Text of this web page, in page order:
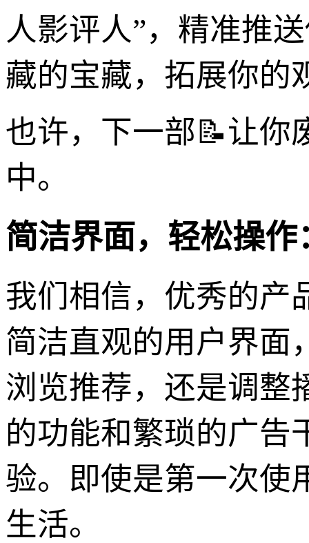
人影评人”，精准推
藏的宝藏，拓展你的
也许，下一部📝让你
中。
简洁界面，轻松操
我们相信，优秀的产
简洁直观的用户界面
浏览推荐，还是调整
的功能和繁琐的广告
验。即使是第一次使
生活。